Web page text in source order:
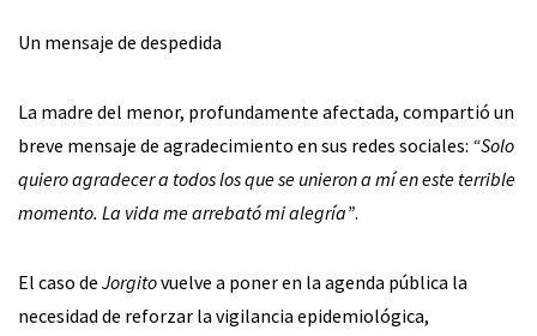
Un mensaje de despedida
La madre del menor, profundamente afectada, compartió un
breve mensaje de agradecimiento en sus redes sociales: “Solo
quiero agradecer a todos los que se unieron a mí en este terrible
momento. La vida me arrebató mi alegría”.
El caso de Jorgitovuelve a poner en la agenda pública la
necesidad de reforzar la vigilancia epidemiológica,